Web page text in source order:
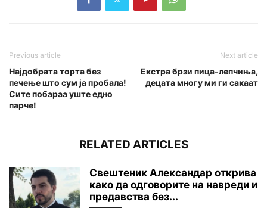
Previous article
Најдобрата торта без
печење што сум ја пробала!
Сите побараа уште едно
парче!
Next article
Екстра брзи пица-лепчиња,
децата многу ми ги сакаат
RELATED ARTICLES
Свештеник Александар открива
како да одговорите на навреди и
предавства без...